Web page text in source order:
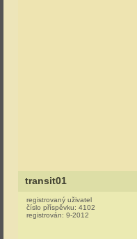
transit01
registrovaný uživatel
číslo příspěvku: 4102
registrován: 9-2012